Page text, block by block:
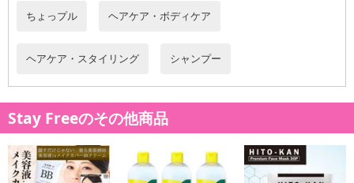
・原材料/材質/素材：
【シャンプー】水、ラウロイルメチルアラニンNa、コカミドプロ
ピルベタイン、オレフィン（C14－16）スルホン酸Na、ラウラミド
DEA、スルホコハク酸（C12－14）パレス－2Na、ラウリルベタイ
イズタンパク、PCA－Na、PCA、加水分解コンキオリン、カギイバ
ラノリエキス、リモニウムゲルベリエキス、セリン、アラニン、グ
ちょっプル ヘアケア・ボディケア
ヘアケア・スタイリング シャンプー
Stay Freeのその他商品